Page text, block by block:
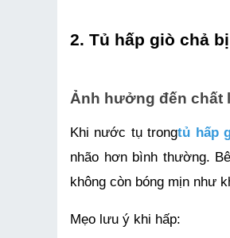
2. Tủ hấp giò chả
Ảnh hưởng đến chất
Khi nước tụ trongtủ hấp
nhão hơn bình thường.
không còn bóng mịn như
Mẹo lưu ý khi hấp: